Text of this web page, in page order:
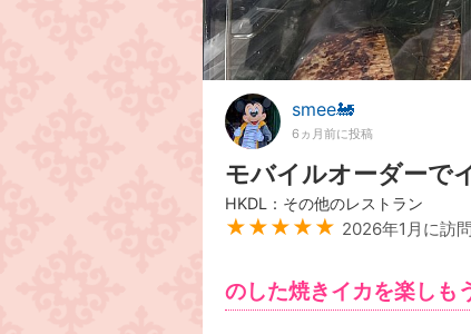
smee🚂
6ヵ月前に投稿
モバイルオーダーで
HKDL：その他のレストラン
★★★★★ 2026年1月に訪問
のした焼きイカを楽しも